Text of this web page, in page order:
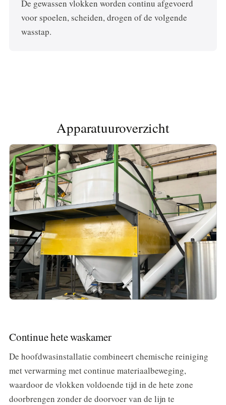
De gewassen vlokken worden continu afgevoerd
voor spoelen, scheiden, drogen of de volgende
wasstap.
Apparatuuroverzicht
Continue hete waskamer
De hoofdwasinstallatie combineert chemische reiniging
met verwarming met continue materiaalbeweging,
waardoor de vlokken voldoende tijd in de hete zone
doorbrengen zonder de doorvoer van de lijn te